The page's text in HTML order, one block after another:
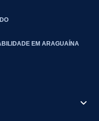
EM ARAGUAÍNA